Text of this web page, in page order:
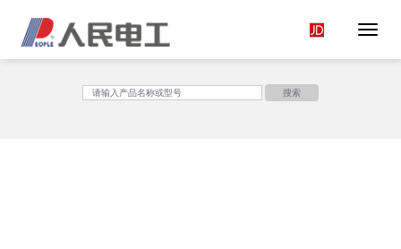
Toggle
搜索